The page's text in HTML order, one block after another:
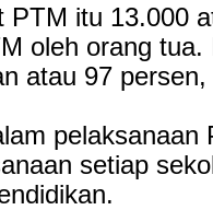
PTM itu 13.000
oleh orang tua.
atau 97
pelaksanaan
setiap